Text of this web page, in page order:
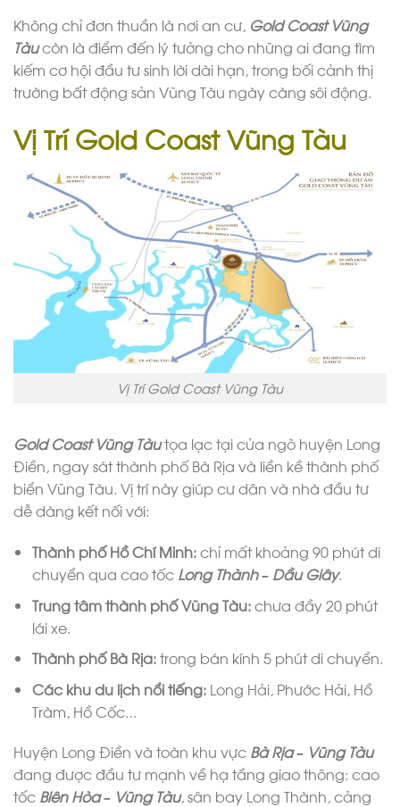
Không chỉ đơn thuần là nơi an cư, Gold Coast Vũng
Tàucòn là điểm đến lý tưởng cho những ai đang tìm
kiếm cơ hội đầu tư sinh lời dài hạn, trong bối cảnh thị
trường bất động sản Vũng Tàu ngày càng sôi động.
Vị TríGold Coast Vũng Tàu
Vị Trí Gold Coast Vũng Tàu
Gold Coast Vũng Tàutọa lạc tại cửa ngõ huyện Long
Điền, ngay sát thành phố Bà Rịa và liền kề thành phố
biển Vũng Tàu. Vị trí này giúp cư dân và nhà đầu tư
dễ dàng kết nối với:
Thành phố Hồ Chí Minh:chỉ mất khoảng 90 phút di
chuyển qua cao tốcLong Thành – Dầu Giây.
Trung tâm thành phố Vũng Tàu:chưa đầy 20 phút
lái xe.
Thành phố Bà Rịa:trong bán kính 5 phút di chuyển.
Các khu du lịch nổi tiếng:Long Hải, Phước Hải, Hồ
Tràm, Hồ Cốc…
Huyện Long Điền và toàn khu vực Bà Rịa – Vũng Tàu
đang được đầu tư mạnh về hạ tầng giao thông: cao
tốc Biên Hòa – Vũng Tàu, sân bay Long Thành, cảng